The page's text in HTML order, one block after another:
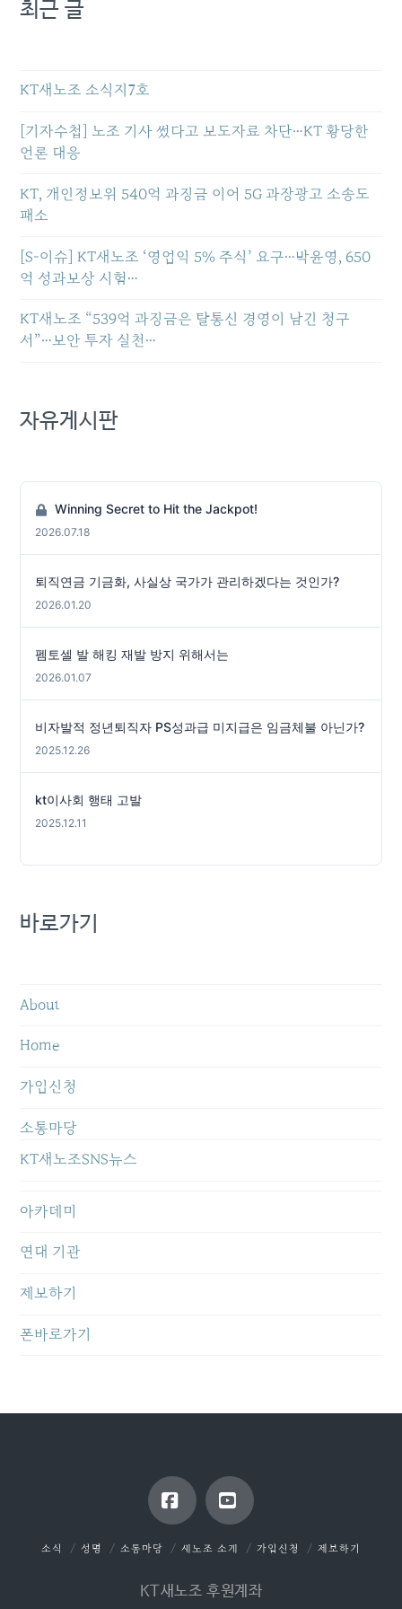
최근 글
KT새노조 소식지7호
[기자수첩] 노조 기사 썼다고 보도자료 차단…KT 황당한
언론 대응
KT, 개인정보위 540억 과징금 이어 5G 과장광고 소송도
패소
[S-이슈] KT새노조 ‘영업익 5% 주식’ 요구…박윤영, 650
억 성과보상 시험…
KT새노조 “539억 과징금은 탈통신 경영이 남긴 청구
서”…보안 투자 실천…
자유게시판
Winning Secret to Hit the Jackpot!
2026.07.18
퇴직연금 기금화, 사실상 국가가 관리하겠다는 것인가?
2026.01.20
펨토셀 발 해킹 재발 방지 위해서는
2026.01.07
비자발적 정년퇴직자 PS성과급 미지급은 임금체불 아닌가?
2025.12.26
kt이사회 행태 고발
2025.12.11
바로가기
About
Home
가입신청
소통마당
KT새노조SNS뉴스
아카데미
연대 기관
제보하기
폰바로가기
FacebookYouTube
소식 성명 소통마당 새노조 소개 가입신청 제보하기
KT새노조 후원계좌